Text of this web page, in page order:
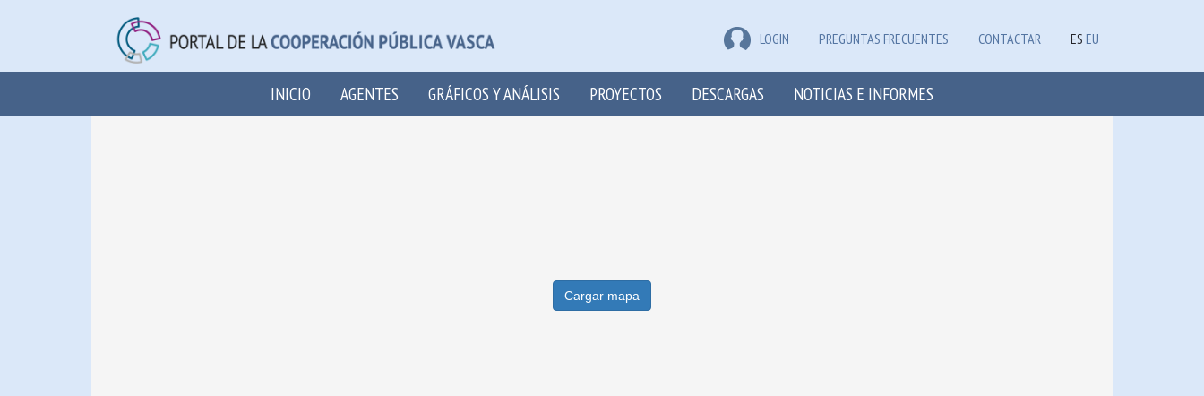
LOGIN PREGUNTAS FRECUENTES CONTACTAR ES EU
INICIO AGENTES GRÁFICOS Y ANÁLISIS PROYECTOS DESCARGAS NOTICIAS E INFORMES
Cargar mapa